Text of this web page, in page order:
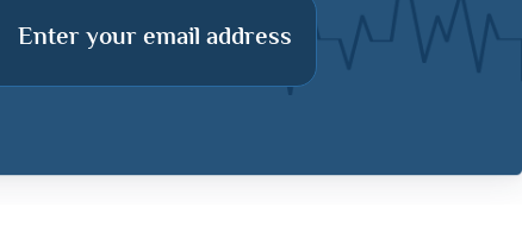
Enter your email address